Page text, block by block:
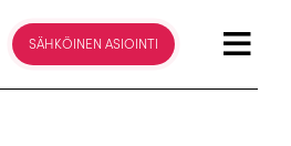
SÄHKÖINEN ASIOINTI